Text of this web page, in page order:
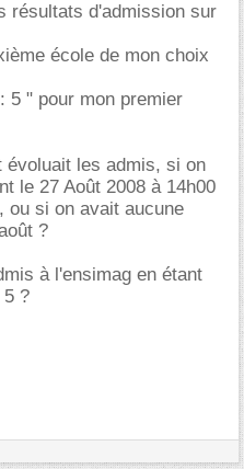
résultats d'admission sur
école de mon choix
5 " pour mon premier
les admis, si on
le 27 Août 2008 à 14h00
si on avait aucune
?
à l'ensimag en étant
5 ?